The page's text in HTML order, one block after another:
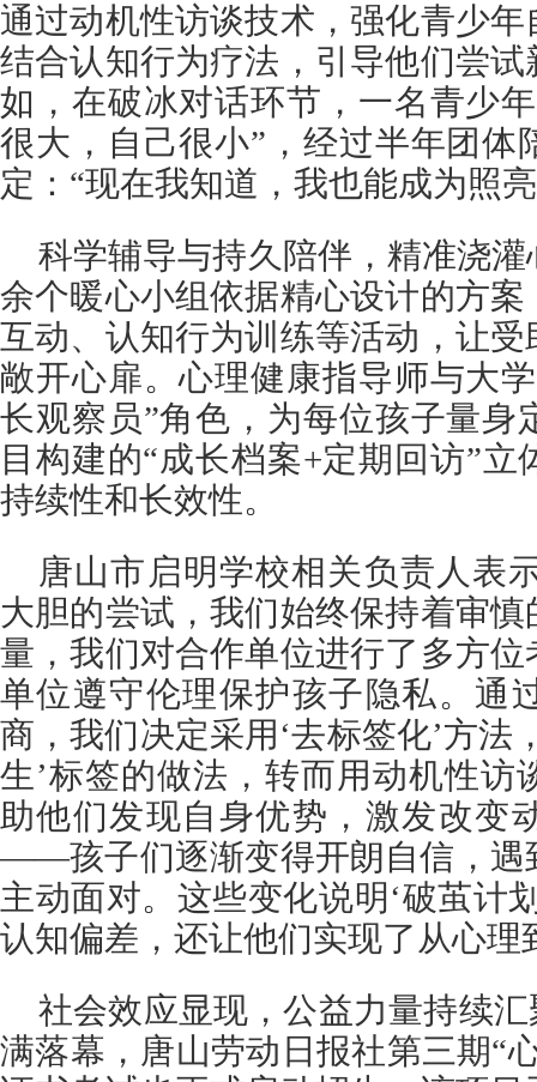
通过动机性访谈技术，强化青少
结合认知行为疗法，引导他们尝
如，在破冰对话环节，一名青少
很大，自己很小”，经过半年团体
定：“现在我知道，我也能成为照
科学辅导与持久陪伴，精准浇
余个暖心小组依据精心设计的方
互动、认知行为训练等活动，让
敞开心扉。心理健康指导师与大
长观察员”角色，为每位孩子量身
目构建的“成长档案+定期回访”
持续性和长效性。
唐山市启明学校相关负责人表
大胆的尝试，我们始终保持着审
量，我们对合作单位进行了多方
单位遵守伦理保护孩子隐私。通
商，我们决定采用‘去标签化’方法
生’标签的做法，转而用动机性访
助他们发现自身优势，激发改变
——孩子们逐渐变得开朗自信，遇
主动面对。这些变化说明‘破茧计
认知偏差，还让他们实现了从心理
社会效应显现，公益力量持续
满落幕，唐山劳动日报社第三期“